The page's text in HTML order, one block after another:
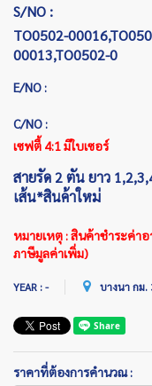
S/NO :
TO0502-
00013,TO0502-0
E/NO :
C/NO :
เซฟตี้ 4:1 มีใบเซอร์
สายรัด 2 ตัน ยาว
เส้น*สินค้าใหม่
หมายเหตุ : สินค้าชำระค่าอ
ภาษีมูลค่าเพิ่ม)
YEAR : - บางนา กม.
ราคาที่ต้องการคำนวณ :